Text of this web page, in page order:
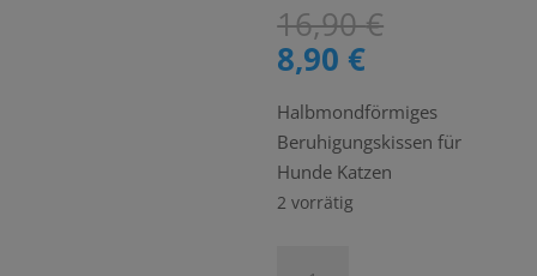
16,90€
16,90 €
8,90 €Aktueller
ist:
8,90 €.
Halbmondförmiges
Beruhigungskissen für
Hunde Katzen
2 vorrätig